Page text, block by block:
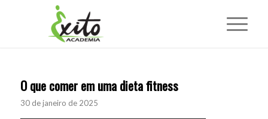
O que comer em uma dieta fitness
30 de janeiro de 2025